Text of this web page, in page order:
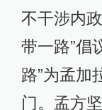
不干涉内
带一路”倡
路”为孟加
门。孟方